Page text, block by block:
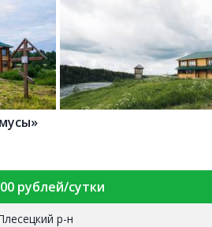
рублей/сутки
р-н